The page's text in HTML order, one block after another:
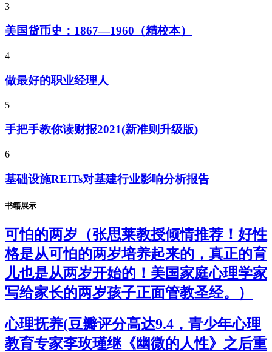
3
美国货币史：1867—1960（精校本）
4
做最好的职业经理人
5
手把手教你读财报2021(新准则升级版)
6
基础设施REITs对基建行业影响分析报告
书籍展示
可怕的两岁（张思莱教授倾情推荐！好性
格是从可怕的两岁培养起来的，真正的育
儿也是从两岁开始的！美国家庭心理学家
写给家长的两岁孩子正面管教圣经。）
心理抚养(豆瓣评分高达9.4，青少年心理
教育专家李玫瑾继《幽微的人性》之后重